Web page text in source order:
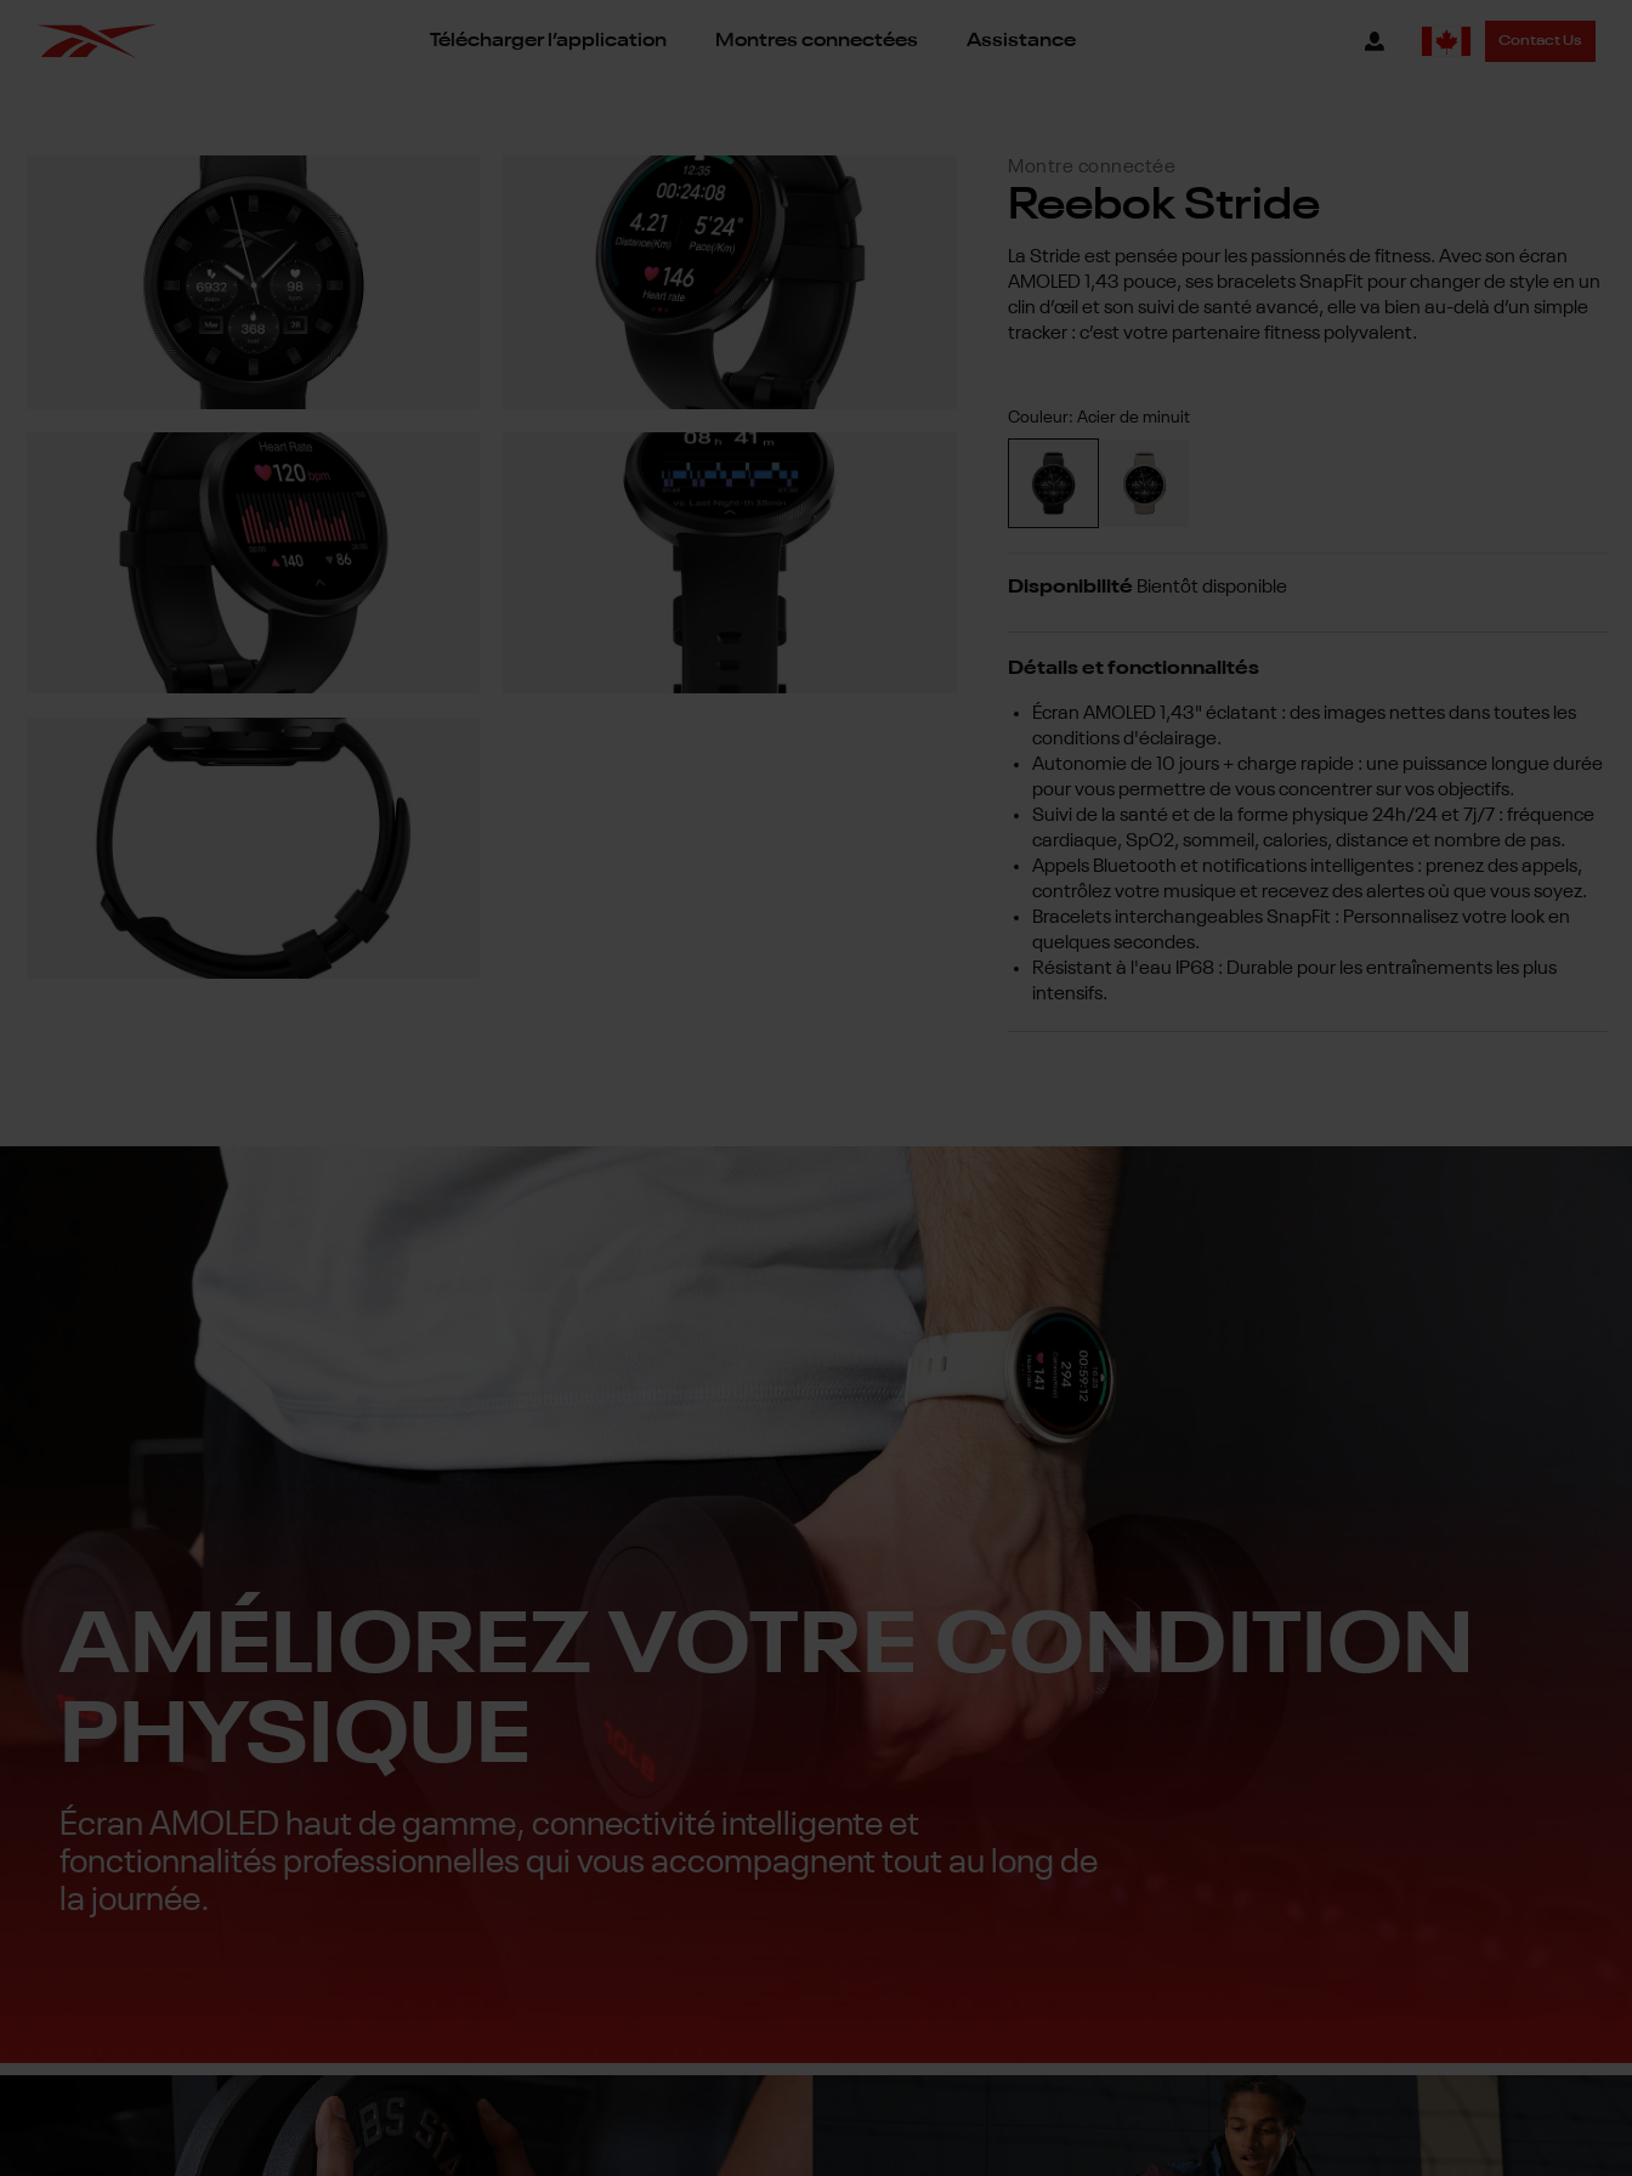
Télécharger l’application Montres connectées Assistance Contact Us
Montre connectée
Reebok Stride
La Stride est pensée pour les passionnés de fitness. Avec son écran
AMOLED 1,43 pouce, ses bracelets SnapFit pour changer de style en un
clin d’œil et son suivi de santé avancé, elle va bien au-delà d’un simple
tracker : c’est votre partenaire fitness polyvalent.
Couleur:Acier de minuit
Acier de minuitOr Victoire
Disponibilité Bientôt disponible
Détails et fonctionnalités
Écran AMOLED 1,43" éclatant : des images nettes dans toutes les
conditions d'éclairage.
Autonomie de 10 jours + charge rapide : une puissance longue durée
pour vous permettre de vous concentrer sur vos objectifs.
Suivi de la santé et de la forme physique 24h/24 et 7j/7 : fréquence
cardiaque, SpO2, sommeil, calories, distance et nombre de pas.
Appels Bluetooth et notifications intelligentes : prenez des appels,
contrôlez votre musique et recevez des alertes où que vous soyez.
Bracelets interchangeables SnapFit : Personnalisez votre look en
quelques secondes.
Résistant à l'eau IP68 : Durable pour les entraînements les plus
intensifs.
AMÉLIOREZ VOTRE CONDITION
PHYSIQUE
Écran AMOLED haut de gamme, connectivité intelligente et
fonctionnalités professionnelles qui vous accompagnent tout au long de
la journée.